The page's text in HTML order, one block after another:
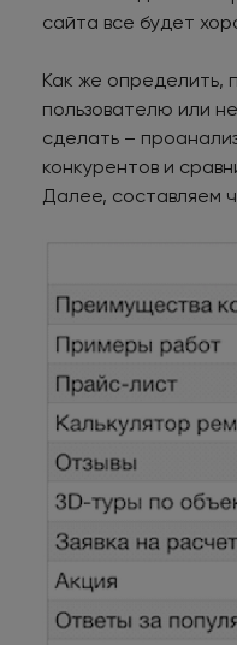
сайта все будет
Как же определить,
пользователю или
сделать –
конкурентов и
Далее, составляем